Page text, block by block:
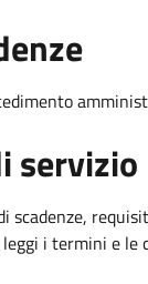
servizio
scadenze,
i termini e le